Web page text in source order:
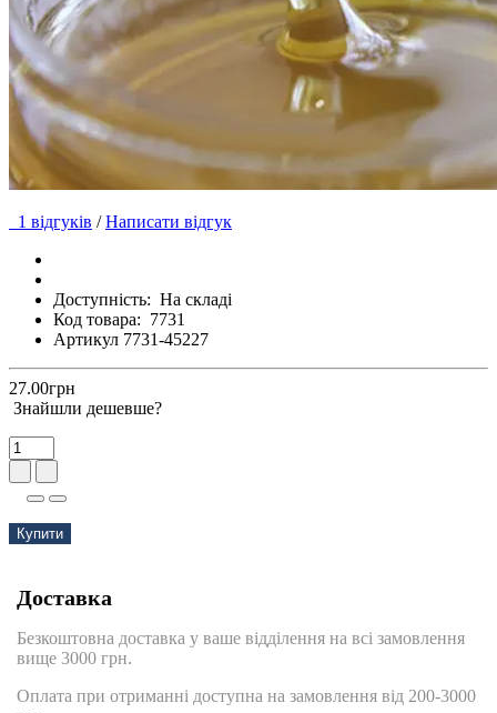
1 відгуків / Написати відгук
Доступність: На складі
Код товара: 7731
Артикул 7731-45227
27.00грн
Знайшли дешевше?
Купити
Доставка
Безкоштовна доставка у ваше відділення на всі замовлення
вище 3000 грн.
Оплата при отриманні доступна на замовлення від 200-3000